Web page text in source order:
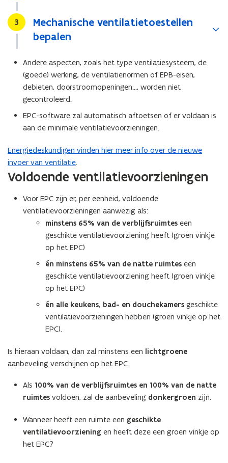
Stap
3
Mechanische ventilatietoestellen
bepalen
Andere aspecten, zoals het type ventilatiesysteem, de
(goede) werking, de ventilatienormen of EPB-eisen,
debieten, doorstroomopeningen..., worden niet
gecontroleerd.
EPC-software zal automatisch aftoetsen of er voldaan is
aan de minimale ventilatievoorzieningen.
Energiedeskundigen vinden hier meer info over de nieuwe
invoer van ventilatie.
Voldoende ventilatievoorzieningen
Voor EPC zijn er, per eenheid, voldoende
ventilatievoorzieningen aanwezig als:
minstens 65% van de verblijfsruimtes een
geschikte ventilatievoorziening heeft (groen vinkje
op het EPC)
én minstens 65% van de natte ruimtes een
geschikte ventilatievoorziening heeft (groen vinkje
op het EPC)
én alle keukens, bad- en douchekamers geschikte
ventilatievoorzieningen hebben (groen vinkje op het
EPC).
Is hieraan voldaan, dan zal minstens een lichtgroene
aanbeveling verschijnen op het EPC.
Als 100% van de verblijfsruimtes en 100% van de natte
ruimtes voldoen, zal de aanbeveling donkergroen zijn.
Wanneer heeft een ruimte een geschikte
ventilatievoorziening en heeft deze een groen vinkje op
het EPC?